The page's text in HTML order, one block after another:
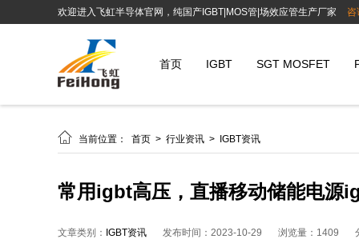
欢迎进入飞虹半导体官网，纯国产IGBT|MOS管|场效应管生产厂家
首页 IGBT SGT MOSFET
 当前位置： 首页 > 行业资讯 > IGBT资讯
常用igbt高压，直播移动储能电源
文章类别： IGBT资讯 发布时间：2023-10-29 浏览量：1409